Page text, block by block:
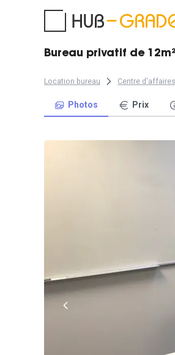
Bureau privatif de
Location bureau Centre d'affaires
Photos Prix